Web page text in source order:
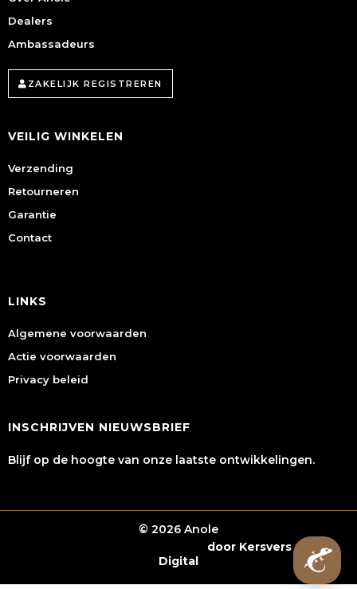
Dealers
Ambassadeurs
ZAKELIJK REGISTREREN
VEILIG WINKELEN
Verzending
Retourneren
Garantie
Contact
LINKS
Algemene voorwaarden
Actie voorwaarden
Privacy beleid
INSCHRIJVEN NIEUWSBRIEF
Blijf op de hoogte van onze laatste ontwikkelingen.
© 2026 Anole
door Kersvers
Digital